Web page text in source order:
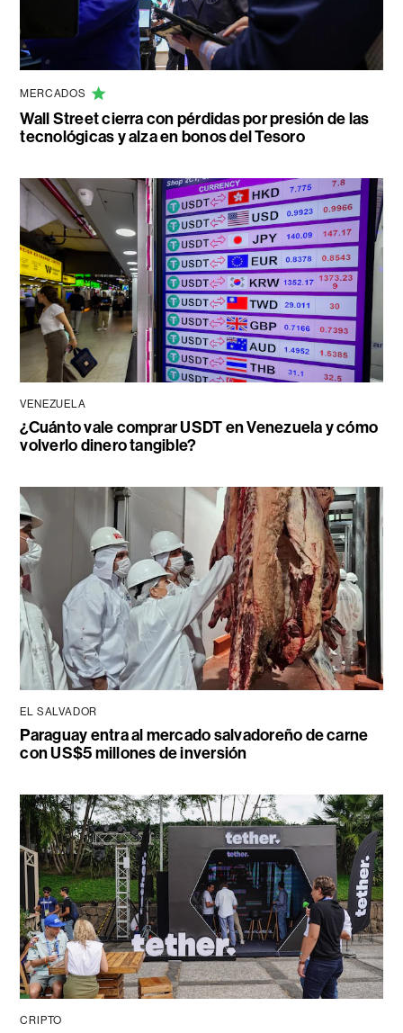
MERCADOS
Wall Street cierra con pérdidas por presión de las
tecnológicas y alza en bonos del Tesoro
VENEZUELA
¿Cuánto vale comprar USDT en Venezuela y cómo
volverlo dinero tangible?
EL SALVADOR
Paraguay entra al mercado salvadoreño de carne
con US$5 millones de inversión
CRIPTO